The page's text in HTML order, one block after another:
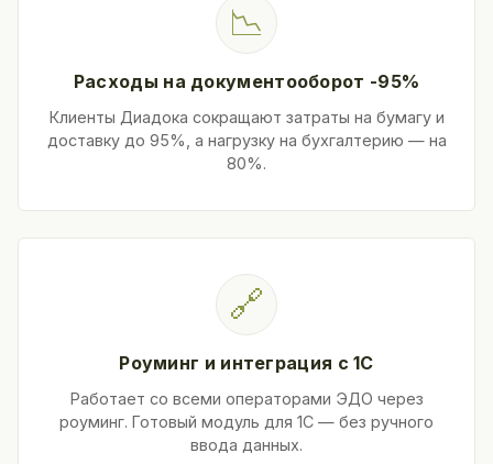
📉
Расходы на документооборот -95%
Клиенты Диадока сокращают затраты на бумагу и
доставку до 95%, а нагрузку на бухгалтерию — на
80%.
🔗
Роуминг и интеграция с 1С
Работает со всеми операторами ЭДО через
роуминг. Готовый модуль для 1С — без ручного
ввода данных.